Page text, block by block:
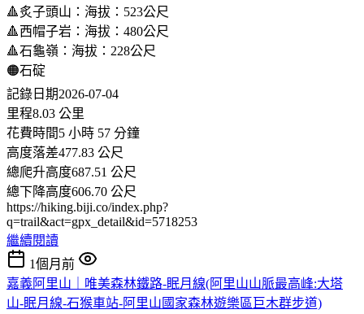
🔺️炙子頭山：海拔：523公尺
🔺️西帽子岩：海拔：480公尺
🔺️石龜嶺：海拔：228公尺
🟠石碇
記錄日期2026-07-04
里程8.03 公里
花費時間5 小時 57 分鐘
高度落差477.83 公尺
總爬升高度687.51 公尺
總下降高度606.70 公尺
https://hiking.biji.co/index.php?
q=trail&act=gpx_detail&id=5718253
繼續閱讀
1個月前
嘉義阿里山｜唯美森林鐵路-眠月線(阿里山山脈最高峰:大塔
山-眠月線-石猴車站-阿里山國家森林遊樂區巨木群步道)